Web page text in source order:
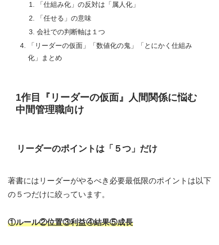
「仕組み化」の反対は「属人化」
「任せる」の意味
会社での判断軸は１つ
「リーダーの仮面」「数値化の鬼」「とにかく仕組み
化」まとめ
1作目『リーダーの仮面』人間関係に悩む
中間管理職向け
リーダーのポイントは「５つ」だけ
著書にはリーダーがやるべき必要最低限のポイントは以下
の５つだけに絞っています。
①ルール②位置③利益④結果⑤成長